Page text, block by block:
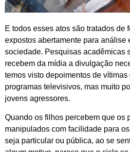
E todos esses atos são tratados de
expostos abertamente para análise
sociedade. Pesquisas acadêmicas
recebem da mídia a divulgação
temos visto depoimentos de vítimas
programas televisivos, mas muito
jovens agressores.
Quando os filhos percebem que os
manipulados com facilidade para
seja particular ou pública, ao se